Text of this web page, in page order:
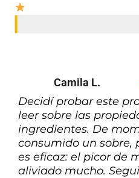
Camila L.
Decidí probar este
leer sobre las
ingredientes. De
consumido un sobre,
es eficaz: el picor de
aliviado mucho.